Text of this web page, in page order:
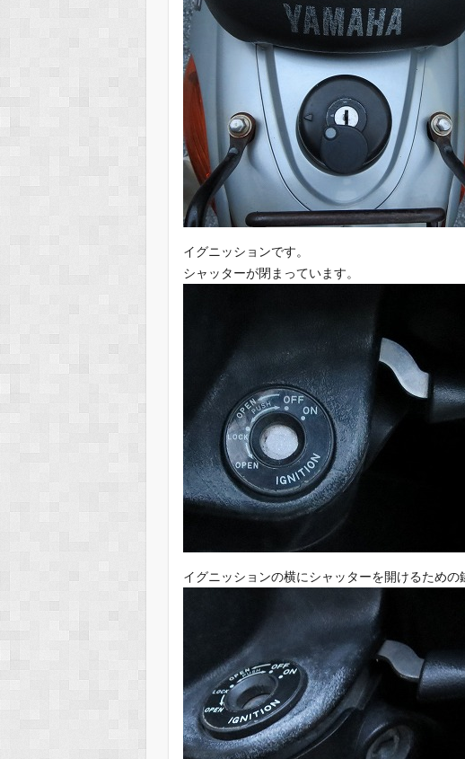
イグニッションです。
シャッターが閉まっています。
イグニッションの横にシャッターを開けるための